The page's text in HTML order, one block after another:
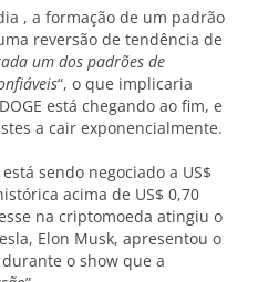
, a formação de um padrão
reversão de tendência de
um dos padrões de
“, o que implicaria
está chegando ao fim, e
a cair exponencialmente.
sendo negociado a US$
acima de US$ 0,70
na criptomoeda atingiu o
Elon Musk, apresentou o
durante o show que a